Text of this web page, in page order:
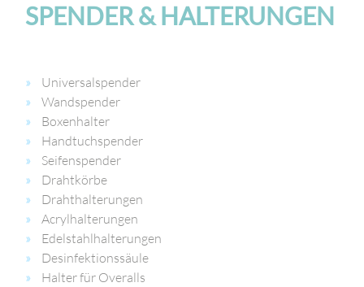
SPENDER & HALTERUNGEN
Universalspender
Wandspender
Boxenhalter
Handtuchspender
Seifenspender
Drahtkörbe
Drahthalterungen
Acrylhalterungen
Edelstahlhalterungen
Desinfektionssäule
Halter für Overalls